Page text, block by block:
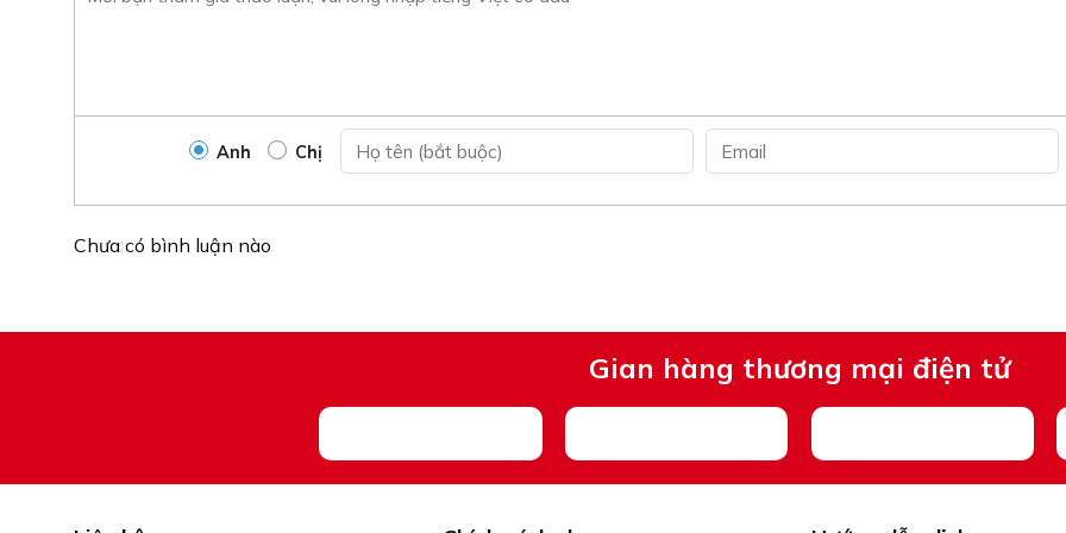
Anh Chị
Chưa có bình luận nào
Gian hàng thương mại điện tử